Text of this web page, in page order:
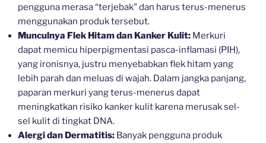
pengguna merasa “terjebak” dan harus terus-menerus
menggunakan produk tersebut.
Munculnya Flek Hitam dan Kanker Kulit: Merkuri
dapat memicu hiperpigmentasi pasca-inflamasi (PIH),
yang ironisnya, justru menyebabkan flek hitam yang
lebih parah dan meluas di wajah. Dalam jangka panjang,
paparan merkuri yang terus-menerus dapat
meningkatkan risiko kanker kulit karena merusak sel-
sel kulit di tingkat DNA.
Alergi dan Dermatitis: Banyak pengguna produk